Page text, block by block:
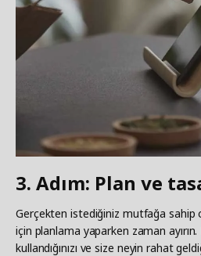
3. Adım: Plan ve
Gerçekten istediğiniz mutfağa sahip
için planlama yaparken zaman ayırın.
kullandığınızı ve size neyin rahat